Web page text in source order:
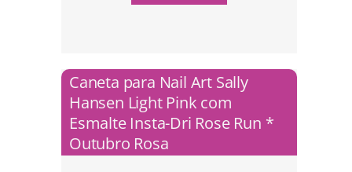
Caneta para Nail Art Sally
Hansen Light Pink com
Esmalte Insta-Dri Rose Run *
Outubro Rosa